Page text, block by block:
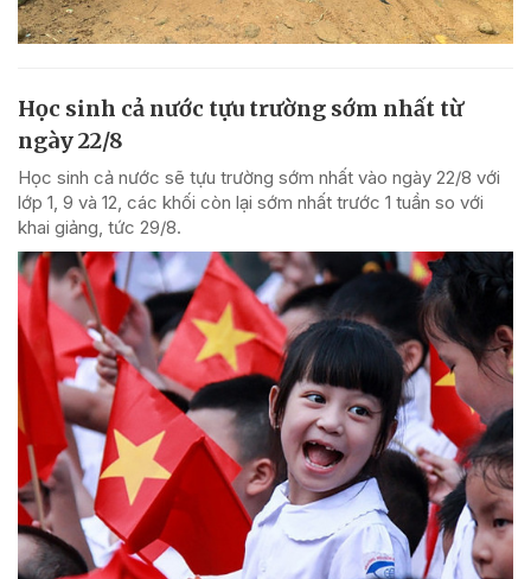
Học sinh cả nước tựu trường sớm nhất từ
ngày 22/8
Học sinh cả nước sẽ tựu trường sớm nhất vào ngày 22/8 với
lớp 1, 9 và 12, các khối còn lại sớm nhất trước 1 tuần so với
khai giảng, tức 29/8.